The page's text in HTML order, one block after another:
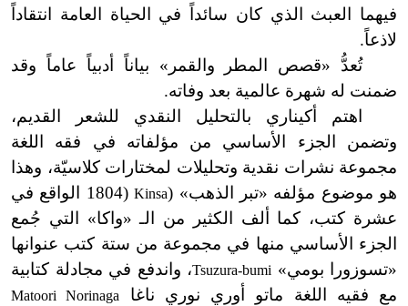
فيهما العبث الذي كان سائداً في الحياة العامة انتقاداً
لاذعاً.
تُعدُّ «قصص المطر والقمر» بياناً أدبياً عاماً وقد
ضمنت له شهرة عالمية بعد وفاته.
اهتم أكيناري بالتحليل النقدي للشعر القديم،
وتضمن الجزء الأساسي من مؤلفاته في فقه اللغة
مجموعة نشرات نقدية وتحليلات لمختارات كلاسيّة، وهذا
هو موضوع مؤلفه «تبر الذهب» (
Kinsa
(1804 الواقع في
عشرة كتب، كما ألف الكثير من الـ «واكا» التي جُمع
الجزء الأساسي منها في مجموعة من ستة كتب عنوانها
«تسوزورا بومي» Tsuzura-bumi، واندفع في مجادلة كتابية
مع فقيه اللغة ماتو أوري نوري ناغا
Matoori Norinaga